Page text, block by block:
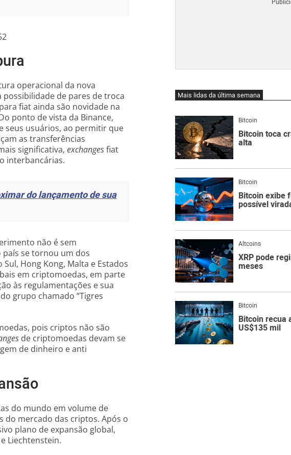
operacional da nova
possibilidade de pares de troca
fiat ainda são novidade na
ponto de vista da Binance,
seus usuários, ao permitir que
as transferências
significativa, exchangesfiat
interbancárias.
do lançamento de sua
não é sem
se tornou um dos
Hong Kong, Malta e Estados
em criptomoedas, em parte
às regulamentações e sua
grupo chamado “Tigres
pois criptos não são
de criptomoedas devam se
de dinheiro e anti
do mundo em volume de
do mercado das criptos. Após o
plano de expansão global,
Liechtenstein.
Mais lidas da última semana
Bitcoin
Bitcoin toca
alta
Bitcoin
Bitcoin exibe
possível
Altcoins
XRP pode
meses
Bitcoin
Bitcoin recua
US$135 mil